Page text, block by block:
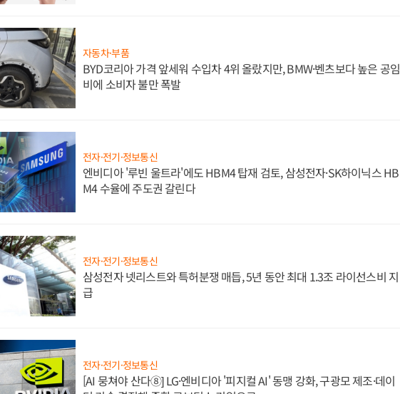
자동차·부품
BYD코리아 가격 앞세워 수입차 4위 올랐지만, BMW·벤츠보다 높은 공임
비에 소비자 불만 폭발
전자·전기·정보통신
엔비디아 '루빈 울트라'에도 HBM4 탑재 검토, 삼성전자·SK하이닉스 HB
M4 수율에 주도권 갈린다
전자·전기·정보통신
삼성전자 넷리스트와 특허분쟁 매듭, 5년 동안 최대 1.3조 라이선스비 지
급
전자·전기·정보통신
[AI 뭉쳐야 산다⑧] LG·엔비디아 '피지컬 AI' 동맹 강화, 구광모 제조·데이